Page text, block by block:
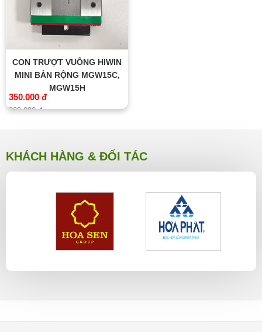
CON TRƯỢT VUÔNG HIWIN
MINI BẢN RỘNG MGW15C,
MGW15H
350.000 đ
390.000 đ
KHÁCH HÀNG & ĐỐI TÁC